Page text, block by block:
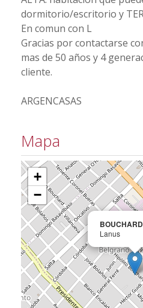
dormitorio/escritorio y
En comun con L
Gracias por contactarse
mas de 50 años y 4
cliente.
ARGENCASAS
Mapa
Lanus
+
−